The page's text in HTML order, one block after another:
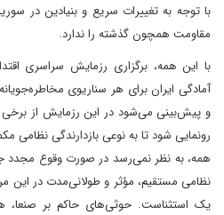
با توجه به تغییرات سریع و بنیادین در
مقاومت همچون گذشته را ندارد.
آمادگی ایران برای هر سناریوی
و پیش‌بینی می‌شود در این رزمایش از برخی
رونمایی شود تا به نوعی بازدارندگی نظامی
همه، به نظر نمی‌رسد در صورت وقوع مجدد
نظامی مستقیم، مؤثر و طولانی‌مدت در این
یک استثناست. حوثی‌های حاکم بر